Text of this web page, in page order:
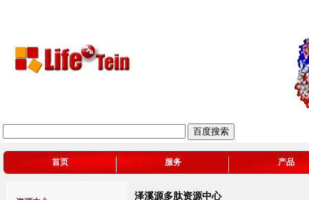
首页 服务 产品
泽溪源多肽资源中心